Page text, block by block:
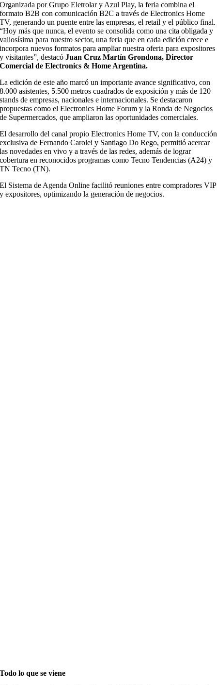
Organizada por Grupo Eletrolar y Azul Play, la feria combina el
formato B2B con comunicación B2C a través de Electronics Home
TV, generando un puente entre las empresas, el retail y el público final.
“Hoy más que nunca, el evento se consolida como una cita obligada y
valiosísima para nuestro sector, una feria que en cada edición crece e
incorpora nuevos formatos para ampliar nuestra oferta para expositores
y visitantes”, destacóJuan Cruz Martín Grondona, Director
Comercial de Electronics & Home Argentina.
La edición de este año marcó un importante avance significativo, con
8.000 asistentes, 5.500 metros cuadrados de exposición y más de 120
stands de empresas, nacionales e internacionales. Se destacaron
propuestas como el Electronics Home Forum y la Ronda de Negocios
de Supermercados, que ampliaron las oportunidades comerciales.
El desarrollo del canal propio Electronics Home TV, con la conducción
exclusiva de Fernando Carolei y Santiago Do Rego, permitió acercar
las novedades en vivo y a través de las redes, además de lograr
cobertura en reconocidos programas como Tecno Tendencias (A24) y
TN Tecno (TN).
El Sistema de Agenda Online facilitó reuniones entre compradores VIP
y expositores, optimizando la generación de negocios.
Todo lo que se viene